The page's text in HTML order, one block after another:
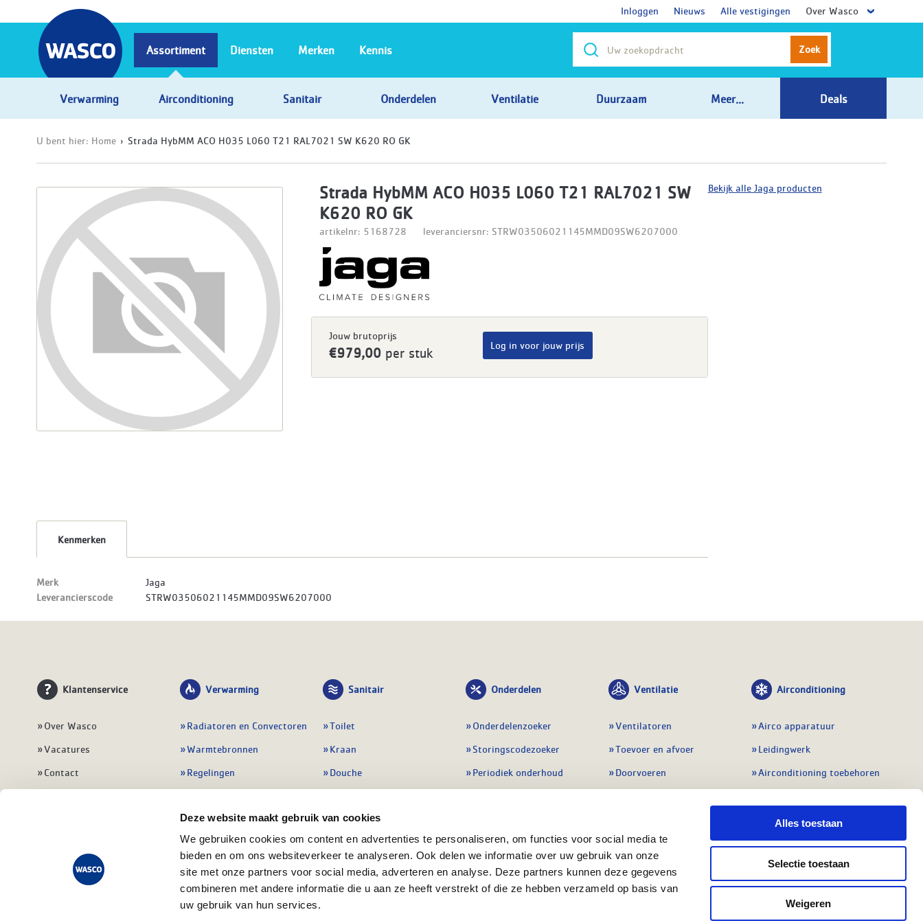
Deze website maakt gebruik van cookies
We gebruiken cookies om content en advertenties te personaliseren, om functies voor social media te
bieden en om ons websiteverkeer te analyseren. Ook delen we informatie over uw gebruik van onze
site met onze partners voor social media, adverteren en analyse. Deze partners kunnen deze gegevens
combineren met andere informatie die u aan ze heeft verstrekt of die ze hebben verzameld op basis van
uw gebruik van hun services.
Alles toestaan
Selectie toestaan
Weigeren
Inloggen Nieuws Alle vestigingen Over Wasco
Zoek
Assortiment
Verwarming Airconditioning Sanitair Onderdelen Ventilatie Duurzaam Meer... Deals
Diensten Merken Kennis
U bent hier: Home Strada HybMM ACO H035 L060 T21 RAL7021 SW K620 RO GK
Strada HybMM ACO H035 L060 T21 RAL7021 SW
K620 RO GK
artikelnr: 5168728 leveranciersnr: STRW03506021145MMD09SW6207000
Jouw brutoprijs
€979,00 per stuk
Log in voor jouw prijs
Kenmerken
Merk
Jaga
Leverancierscode
STRW03506021145MMD09SW6207000
Bekijk alle Jaga producten
Klantenservice
Over Wasco
Vacatures
Contact
Veelgestelde vragen
Verwarming
Radiatoren en Convectoren
Warmtebronnen
Regelingen
Leidingwerk
Warmwatertoestellen
Alle verwarming
Sanitair
Toilet
Kraan
Douche
Badmeubel
Afvoeren
Alle sanitair
Onderdelen
Onderdelenzoeker
Storingscodezoeker
Periodiek onderhoud
Preventie & detectie
Alle onderdelen
Ventilatie
Ventilatoren
Toevoer en afvoer
Doorvoeren
Regelingen
Airconditioning
Airco apparatuur
Leidingwerk
Airconditioning toebehoren
Regelapparatuur
Alle koeling